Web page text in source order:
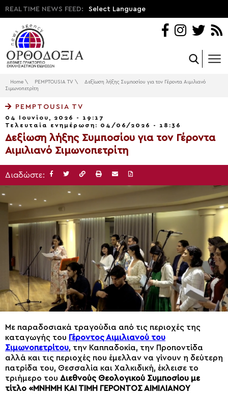
REAL TIME NEWS FEED: Select Language
Home \ PEMPTOUSIA TV \
Δεξίωση λήξης Συμποσίου για τον Γέροντα Αιμιλιανό
Σιμωνοπετρίτη
PEMPTOUSIA TV
04 Ιουνίου, 2026 - 19:17
Τελευταία ενημέρωση: 04/06/2026 - 18:36
Δεξίωση λήξης Συμποσίου για τον Γέροντα
Αιμιλιανό Σιμωνοπετρίτη
Διαδώστε:
Με παραδοσιακά τραγούδια από τις περιοχές της
καταγωγής του Γέροντος Αιμιλιανού του
Σιμωνοπετρίτου, την Καππαδοκία, την Προποντίδα
αλλά και τις περιοχές που έμελλαν να γίνουν η δεύτερη
πατρίδα του, Θεσσαλία και Χαλκιδική, έκλεισε το
τριήμερο του Διεθνούς Θεολογικού Συμποσίου με
τίτλο «ΜΝΗΜΗ ΚΑΙ ΤΙΜΗ ΓΕΡΟΝΤΟΣ ΑΙΜΙΛΙΑΝΟΥ